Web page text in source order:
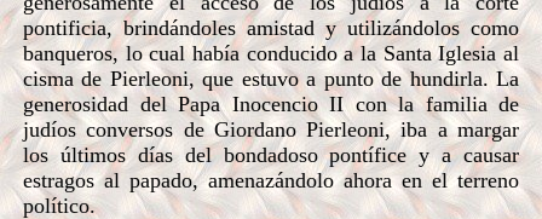
pontificia, brindándoles amistad y utilizándolos como
banqueros, lo cual había conducido a la Santa Iglesia al
cisma de Pierleoni, que estuvo a punto de hundirla. La
generosidad del Papa Inocencio II con la familia de
judíos conversos de Giordano Pierleoni, iba a margar
los últimos días del bondadoso pontífice y a causar
estragos al papado, amenazándolo ahora en el terreno
político.